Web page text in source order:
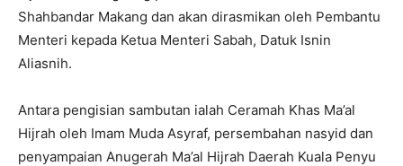
Shahbandar Makang dan akan dirasmikan oleh Pembantu
Menteri kepada Ketua Menteri Sabah, Datuk Isnin
Aliasnih.
Antara pengisian sambutan ialah Ceramah Khas Ma’al
Hijrah oleh Imam Muda Asyraf, persembahan nasyid dan
penyampaian Anugerah Ma’al Hijrah Daerah Kuala Penyu